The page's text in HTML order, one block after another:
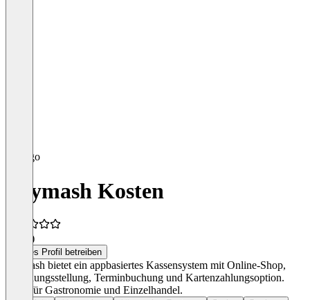
Paymash Kosten
(1)
Dieses Profil betreiben
Paymash bietet ein appbasiertes Kassensystem mit Online-Shop,
Rechnungsstellung, Terminbuchung und Kartenzahlungsoption.
Ideal für Gastronomie und Einzelhandel.